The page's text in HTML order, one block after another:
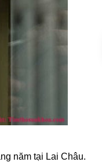
năm tại Lai Châu.